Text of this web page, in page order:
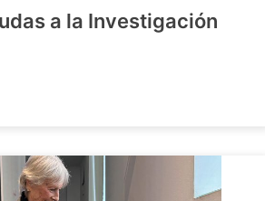
a la Investigación